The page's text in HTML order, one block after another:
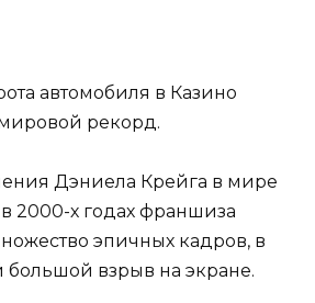
автомобиля в Казино
рекорд.
Дэниела Крейга в мире
2000-х годах франшиза
эпичных кадров, в
большой взрыв на экране.